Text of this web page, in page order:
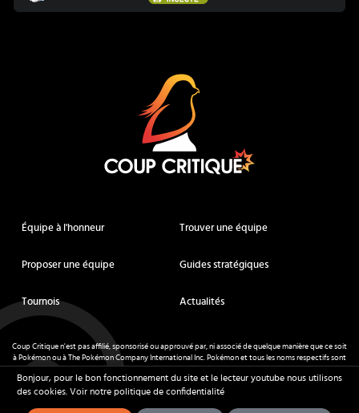
Équipe à l'honneur Trouver une équipe
Proposer une équipe Guides stratégiques
Tournois Actualités
Coup Critique n'est pas affilié, sponsorisé ou approuvé par, ni associé de quelque manière que ce soit
à Pokémon ou à The Pokémon Company International Inc. Pokémon et tous les noms respectifs sont
des marques déposées et des marques déposées. © de Nintendo 1996-2026.
Mentions légales - CGU- Tous droits réservés - Coup Critique
Bonjour, pour le bon fonctionnement du site et le lecteur youtube nous utilisons
des cookies. Voir notre politique de confidentialité